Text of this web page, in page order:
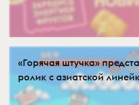
«Горячая штучка»
ролик с азиатской